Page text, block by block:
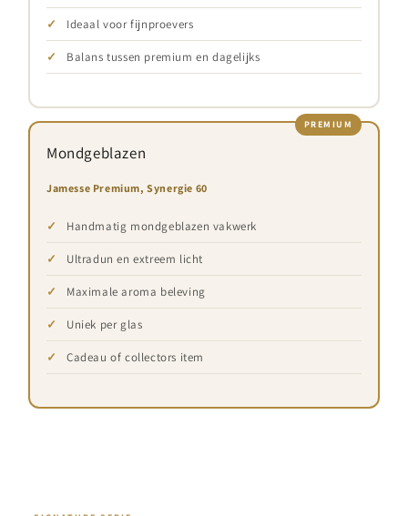
Ideaal voor fijnproevers
Balans tussen premium en dagelijks
Mondgeblazen
Jamesse Premium, Synergie 60
Handmatig mondgeblazen vakwerk
Ultradun en extreem licht
Maximale aroma beleving
Uniek per glas
Cadeau of collectors item